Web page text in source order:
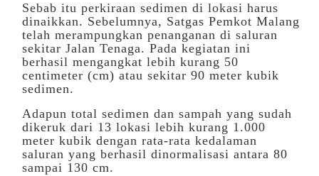
Sebab itu perkiraan sedimen di lokasi harus
dinaikkan. Sebelumnya, Satgas Pemkot Malang
telah merampungkan penanganan di saluran
sekitar Jalan Tenaga. Pada kegiatan ini
berhasil mengangkat lebih kurang 50
centimeter (cm) atau sekitar 90 meter kubik
sedimen.
Adapun total sedimen dan sampah yang sudah
dikeruk dari 13 lokasi lebih kurang 1.000
meter kubik dengan rata-rata kedalaman
saluran yang berhasil dinormalisasi antara 80
sampai 130 cm.